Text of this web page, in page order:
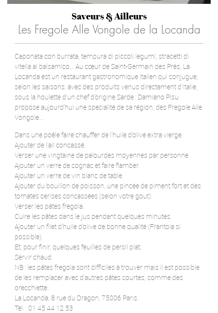
Saveurs & Ailleurs
Les Fregole Alle Vongole de la Locanda
Caponata con burrata, tempura di piccoli legumi, stracetti di
vitella al balsamico… Au cœur de Saint-Germain des Prés, La
Locanda est un restaurant gastronomique italien qui conjugue,
selon les saisons, avec des produits venus directement d’Italie,
sous la houlette d’un chef d’origine Sarde : Damiano Pisu
propose aujourd’hui une specialité de sa région, des Fregole Alle
Vongole…
Dans une poêle faire chauffer de l’huile d’olive extra vierge.
Ajouter de l’ail concassé.
Verser une vingtaine de palourdes moyennes par personne.
Ajouter un verre de cognac et faire flamber.
Ajouter un verre de vin blanc de table.
Ajouter du bouillon de poisson, une pincée de piment fort et des
tomates cerises concassées (selon votre gout).
Verser les pâtes fregola.
Cuire les pâtes dans le jus pendant quelques minutes.
Ajouter un filet d’huile d’olive de bonne qualité (Frantoia si
possible).
Et, pour finir, quelques feuilles de persil plat.
Servir chaud.
NB : les pâtes fregola sont difficiles à trouver mais il est possible
de les remplacer avec d’autres pâtes courtes, comme des
orecchiette.
La Locanda, 8 rue du Dragon, 75006 Paris.
Tél. : 01 45 44 12 53